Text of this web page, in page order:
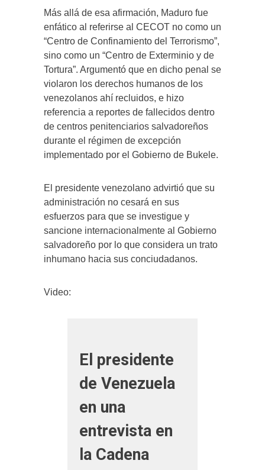
Más allá de esa afirmación, Maduro fue
enfático al referirse al CECOT no como un
“Centro de Confinamiento del Terrorismo”,
sino como un “Centro de Exterminio y de
Tortura”. Argumentó que en dicho penal se
violaron los derechos humanos de los
venezolanos ahí recluidos, e hizo
referencia a reportes de fallecidos dentro
de centros penitenciarios salvadoreños
durante el régimen de excepción
implementado por el Gobierno de Bukele.
El presidente venezolano advirtió que su
administración no cesará en sus
esfuerzos para que se investigue y
sancione internacionalmente al Gobierno
salvadoreño por lo que considera un trato
inhumano hacia sus conciudadanos.
Video:
El presidente
de Venezuela
en una
entrevista en
la Cadena